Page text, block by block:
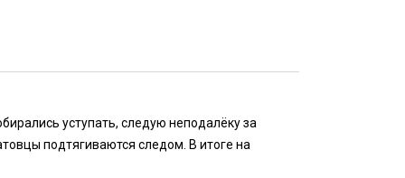
уступать, следую неподалёку за
подтягиваются следом. В итоге на